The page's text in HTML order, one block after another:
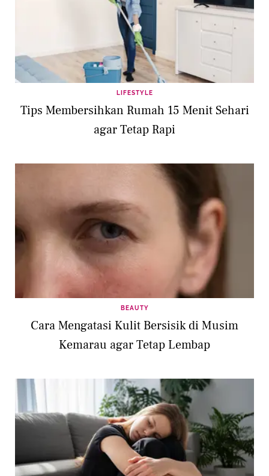
LIFESTYLE
Tips Membersihkan Rumah 15 Menit Sehari
agar Tetap Rapi
BEAUTY
Cara Mengatasi Kulit Bersisik di Musim
Kemarau agar Tetap Lembap